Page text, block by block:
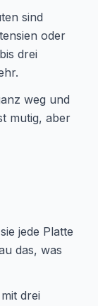
sind
oder
drei
weg und
mutig, aber
jede Platte
das, was
drei